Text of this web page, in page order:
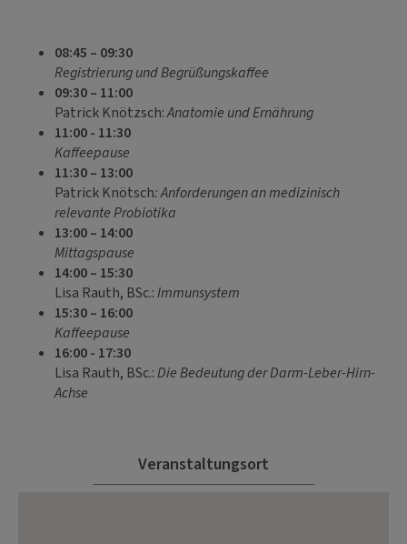
08:45 – 09:30
Registrierung und Begrüßungskaffee
09:30 – 11:00
Patrick Knötzsch:Anatomie und Ernährung
11:00 - 11:30
Kaffeepause
11:30 – 13:00
Patrick Knötsch: Anforderungen an medizinisch
relevante Probiotika
13:00 – 14:00
Mittagspause
14:00 – 15:30
Lisa Rauth, BSc.:Immunsystem
15:30 – 16:00
Kaffeepause
16:00 - 17:30
Lisa Rauth, BSc.:Die Bedeutung derDarm-Leber-Hirn-
Achse
Veranstaltungsort